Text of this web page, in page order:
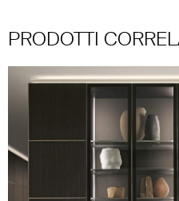
PRODOTTI